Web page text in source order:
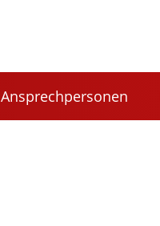
Ansprech­per­so­nen